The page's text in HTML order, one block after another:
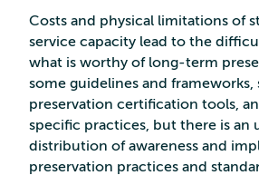
Costs and physical limitations of
service capacity lead to the
what is worthy of long-term
some guidelines and frameworks,
preservation certification tools,
specific practices, but there is an
distribution of awareness and
preservation practices and